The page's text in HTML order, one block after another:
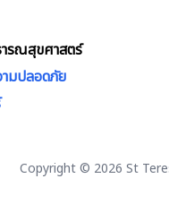
รณสุขศาสตร์
ามปลอดภัย
Copyright © 2026 St